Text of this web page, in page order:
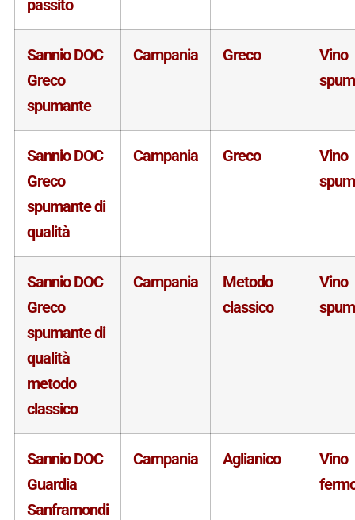
passito
Sannio DOC
Greco
spumante
Campania Greco
Vino
Sannio DOC
Greco
spumante di
qualità
Campania Greco
Vino
Sannio DOC
Greco
spumante di
qualità
metodo
classico
Campania
Metodo
classico
Vino
Sannio DOC
Guardia
Sanframondi
Campania Aglianico
Vino